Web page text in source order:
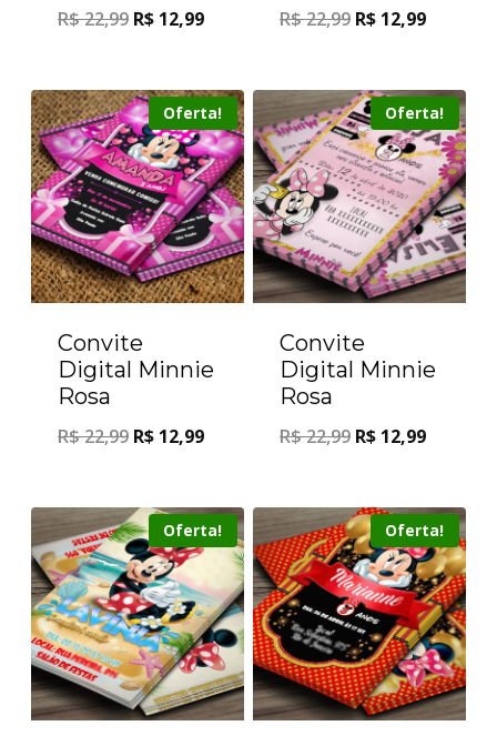
R$22,99 R$ 12,99 R$22,99 R$ 12,99
Oferta!
Convite
Digital Minnie
Rosa
R$22,99 R$ 12,99
Oferta!
Convite
Digital Minnie
Rosa
R$22,99 R$ 12,99
Oferta! Oferta!